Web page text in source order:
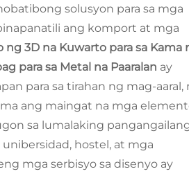
solusyon para sa mga
ang komport at mga
ng 3D na Kuwarto para sa Kama
para sa Metal na Paaralan ay
para sa tirahan ng mag-aaral,
ang maingat na mga
sa lumalaking
hostel, at mga
mga serbisyo sa disenyo ay